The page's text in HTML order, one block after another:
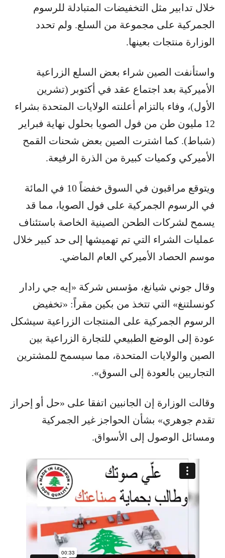
خلال تدابير مثل التخفيضات المتبادلة للرسوم
الجمركية على مجموعة من السلع. ولم تحدد
الوزارة منتجات بعينها.
واستأنفت الصين شراء بعض السلع الزراعية
الأميركية بعد اجتماع عقد في أكتوبر (تشرين
الأول)، وفاء بالتزام أعلنته الولايات المتحدة بشراء
12 مليون طن من فول الصويا بحلول نهاية فبراير
(شباط). كما اشترت الصين بعض شحنات القمح
الأميركي وكميات كبيرة من الذرة الرفيعة.
ويتوقع مراقبون في السوق خفضاً 10 في المائة
في الرسوم الجمركية على فول الصويا، مما قد
يسمح لشركات الطحن الصينية الخاصة باستئناف
عمليات الشراء التي تم تهميشها إلى حد كبير خلال
موسم الحصاد الأميركي العام الماضي.
وقال جوني شيانغ، مؤسس شركة «إيه جي رادار
كونسلتنغ» التي تتخذ من بكين مقراً: «تخفيض
الرسوم الجمركية على المنتجات الزراعية سيشكل
عودة إلى الوضع الطبيعي للتجارة الزراعية بين
الصين والولايات المتحدة، مما سيسمح للمشترين
التجاريين بالعودة إلى السوق».
وقالت الوزارة إن الجانبين اتفقا على «حل أو إحراز
تقدم جوهري» بشأن الحواجز غير الجمركية
ومسائل الوصول إلى الأسواق.